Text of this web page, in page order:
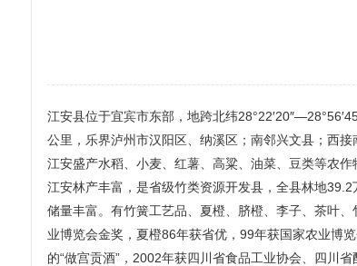
江安县位于宜宾市东部，地跨北纬
公里，乐界泸州市汉阳区、纳溪区；南邻兴文县；西
江安盛产水稻、小麦、红薯、高粱、油菜、豆类等农
江安林产丰富，是省级竹类资源开发县，全县林地
储量丰富。有竹簧工艺品、夏橙、脐橙、李子、茶叶
业博览会金奖，夏橙86年获省优，99年获国家农业博
的“做宫贡酒”，2002年获四川省食品工业协会、四川